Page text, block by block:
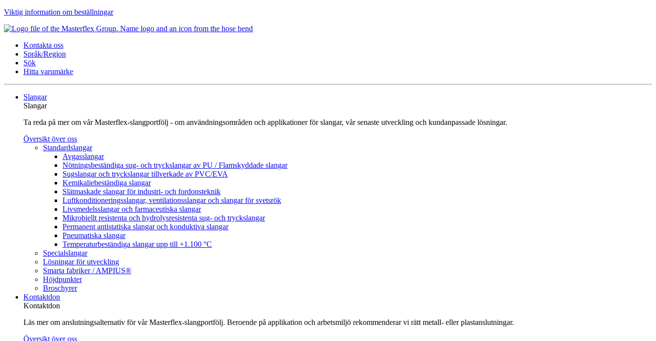
Viktig information om beställningar
Kontakta oss
Språk/Region
Sök
Hitta varumärke
Slangar
Slangar
Ta reda på mer om vår Masterflex-slangportfölj - om användningsområden och applikationer för slangar, vår senaste utveckling och kundanpassade lösningar.
Översikt över oss
Standardslangar
Avgasslangar
Nötningsbeständiga sug- och tryckslangar av PU / Flamskyddade slangar
Sugslangar och tryckslangar tillverkade av PVC/EVA
Kemikaliebeständiga slangar
Slätmaskade slangar för industri- och fordonsteknik
Luftkonditioneringsslangar, ventilationsslangar och slangar för svetsrök
Livsmedelsslangar och farmaceutiska slangar
Mikrobiellt resistenta och hydrolysresistenta sug- och tryckslangar
Permanent antistatiska slangar och konduktiva slangar
Pneumatiska slangar
Temperaturbeständiga slangar upp till +1.100 °C
Specialslangar
Lösningar för utveckling
Smarta fabriker / AMPIUS®
Höjdpunkter
Broschyrer
Kontaktdon
Kontaktdon
Läs mer om anslutningsalternativ för vår Masterflex-slangportfölj. Beroende på applikation och arbetsmiljö rekommenderar vi rätt metall- eller plastanslutningar.
Översikt över oss